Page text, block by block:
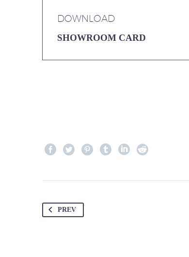
DOWNLOAD
SHOWROOM CARD
PREV